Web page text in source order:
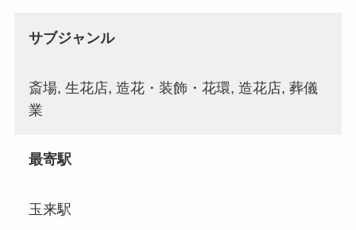
サブジャンル
斎場, 生花店, 造花・装飾・花環, 造花店, 葬儀
業
最寄駅
玉来駅